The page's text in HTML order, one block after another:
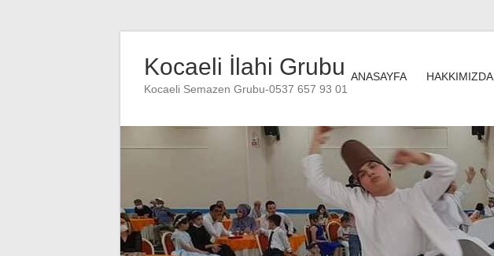
contentKocaeli İlahi Grubu
Kocaeli Semazen Grubu-0537 657 93 01
ANASAYFA HAKKIMIZDA